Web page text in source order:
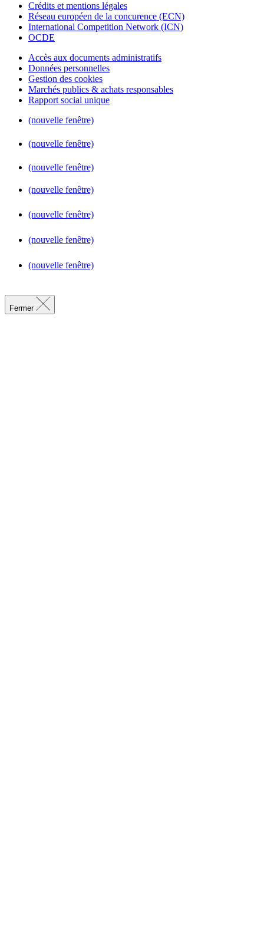
Crédits et mentions légales
Réseau européen de la concurence (ECN)
International Competition Network (ICN)
OCDE
Accès aux documents administratifs
Données personnelles
Gestion des cookies
Marchés publics & achats responsables
Rapport social unique
(nouvelle fenêtre)
(nouvelle fenêtre)
(nouvelle fenêtre)
(nouvelle fenêtre)
(nouvelle fenêtre)
(nouvelle fenêtre)
(nouvelle fenêtre)
Fermer